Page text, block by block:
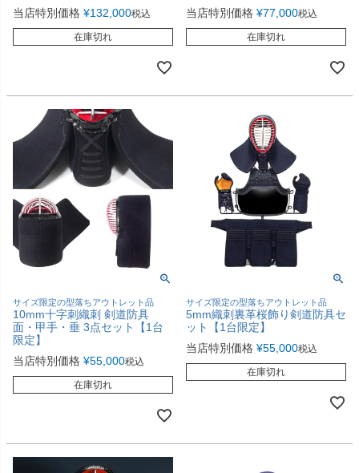
当店特別価格 ¥132,000税込
在庫切れ
当店特別価格 ¥77,000税込
在庫切れ
サイズ限定の型落ちアウトレット品
10mm十字刺織刺 剣道防具
面・甲手・垂 3点セット【1台
限定】
当店特別価格 ¥55,000税込
在庫切れ
サイズ限定の型落ちアウトレット品
5mm織刺裏革桜飾り剣道防具セ
ット【1台限定】
当店特別価格 ¥55,000税込
在庫切れ